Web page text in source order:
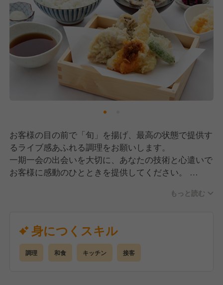
～「五感で味わう、至福のひととき」を～
天ぷらは、調理工程のすべてがお客様の目に触れる真
剣勝負。
だからこそ、味はもちろん、所作や会話を通じたおも
てなしも大切にしています。
大切な記念日や接待など、ここぞという場面で選ばれ
る「信頼の味」を一緒に守り、育てていきませんか？
≪ここがポイント！≫
一級の技術: 素材の見極めから、揚げの技術、カウン
ター接客まで、料理人としての総合力を高められま
す。
やりがい: 自分の仕事に対する反応がダイレクトに返
ってくるため、日々確かな成長と達成感を得られま
す。
厳選食材: 市場直送の新鮮な魚介や希少な野菜など、
お客様の目の前で「旬」を揚げ、最高の状態で提供す
るライブ感あふれる調理をお願いします。
一期一会の出会いを大切に、あなたの技術と心遣いで
お客様に感動のひとときを提供してください。
カウンター越しに提供する天ぷらを中心とした、和食
■仕込み：市場から届く鮮魚の捌きや、旬の野菜の下
ごしらえを丁寧に行います。
■カウンター調理：お客様のペースに合わせて天ぷら
を揚げ、一品料理の盛り付け等を行います。
もっと読む
身につくスキル
調理 和食 キッチン 接客